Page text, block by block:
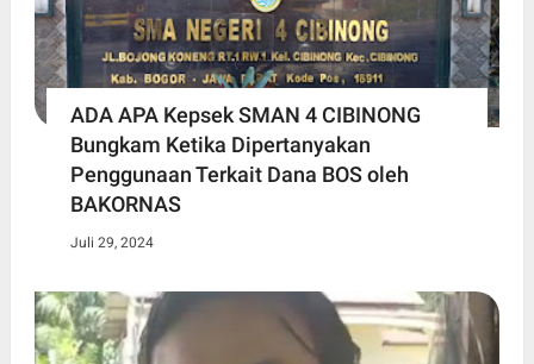
ADA APA Kepsek SMAN 4 CIBINONG
Bungkam Ketika Dipertanyakan
Penggunaan Terkait Dana BOS oleh
BAKORNAS
Juli 29, 2024